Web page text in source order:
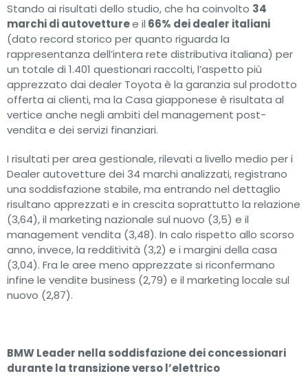
Stando ai risultati dello studio, che ha coinvolto 34
marchi di autovetturee il 66% dei dealer italiani
(dato record storico per quanto riguarda la
rappresentanza dell’intera rete distributiva italiana) per
un totale di 1.401 questionari raccolti, l’aspetto più
apprezzato dai dealer Toyota è la garanzia sul prodotto
offerta ai clienti, ma la Casa giapponese è risultata al
vertice anche negli ambiti del management post-
vendita e dei servizi finanziari.
I risultati per area gestionale, rilevati a livello medio per i
Dealer autovetture dei 34 marchi analizzati, registrano
una soddisfazione stabile, ma entrando nel dettaglio
risultano apprezzati e in crescita soprattutto la relazione
(3,64), il marketing nazionale sul nuovo (3,5) e il
management vendita (3,48). In calo rispetto allo scorso
anno, invece, la redditività (3,2) e i margini della casa
(3,04). Fra le aree meno apprezzate si riconfermano
infine le vendite business (2,79) e il marketing locale sul
nuovo (2,87).
BMW Leader nella soddisfazione dei concessionari
durante la transizione verso l’elettrico